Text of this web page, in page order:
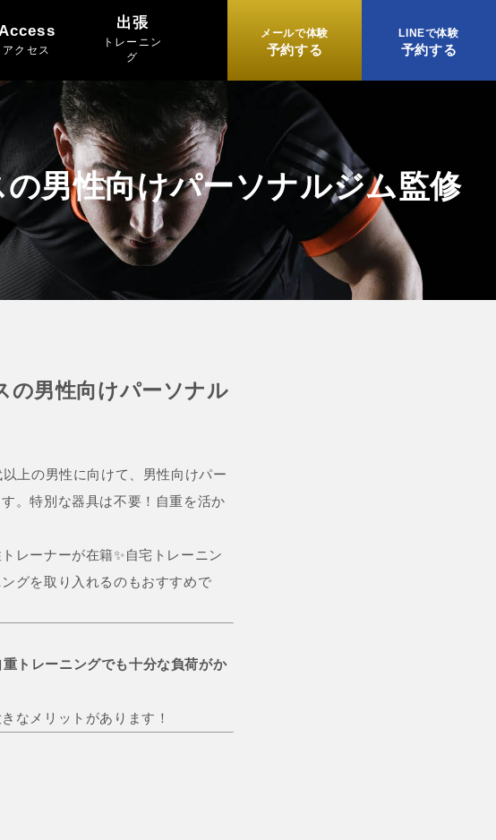
Access
アクセス
出張
トレーニン
グ
メールで体験
予約する
LINEで体験
予約する
男性向けパーソナルジム監修
の男性向けパーソナル
上の男性に向けて、男性向けパー
。特別な器具は不要！自重を活か
レーナーが在籍✨自宅トレーニン
グを取り入れるのもおすすめで
重トレーニングでも十分な負荷がか
なメリットがあります！